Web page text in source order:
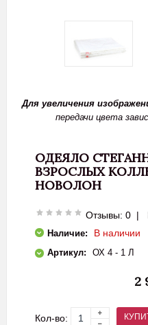
Для увеличения
передачи цвета
ОДЕЯЛО
ВЗРОСЛЫХ
НОВОЛОН
Отзывы: 0 |
Наличие: В наличии
Артикул: ОХ 4 - 1 Л
2
Кол-во: